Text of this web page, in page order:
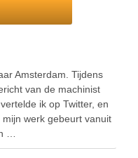
Amsterdam. Tijdens
van de machinist
ik op Twitter, en
werk gebeurt vanuit
…